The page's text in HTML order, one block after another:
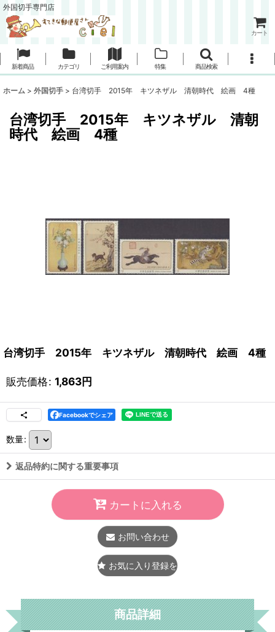
外国切手専門店
カート
新着商品 カテゴリ ご利用案内 特集 商品検索
ホーム > 外国切手 > 台湾切手 2015年 キツネザル 清朝時代 絵画 4種
台湾切手 2015年 キツネザル 清朝
時代 絵画 4種
台湾切手 2015年 キツネザル 清朝時代 絵画 4種
販売価格: 1,863円
Facebookでシェア
数量:
返品特約に関する重要事項
カートに入れる
お問い合わせ
お気に入り登録をする
商品詳細